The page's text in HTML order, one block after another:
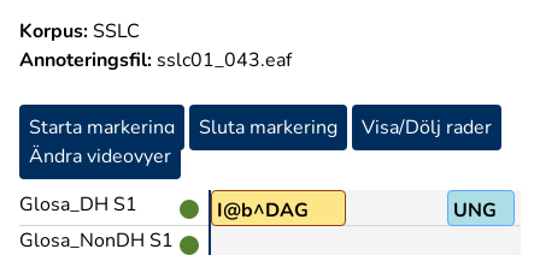
Korpus:SSLC
Annoteringsfil: sslc01_043.eaf
Starta markering Sluta markering
Visa/Dölj rader
Ändra videovyer
Glosa_DH S1
Glosa_NonDH S1
I@b^DAG UNG